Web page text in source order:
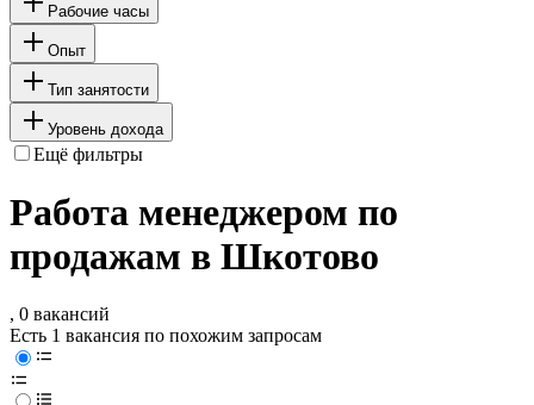
Рабочие часы
Опыт
Тип занятости
Уровень дохода
Ещё фильтры
Работа менеджером по
продажам в Шкотово
, 0 вакансий
Есть 1 вакансия по похожим запросам